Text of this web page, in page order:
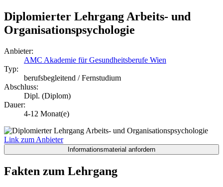
Diplomierter Lehrgang Arbeits- und
Organisationspsychologie
Anbieter:
AMC Akademie für Gesundheitsberufe Wien
Typ:
berufsbegleitend / Fernstudium
Abschluss:
Dipl. (Diplom)
Dauer:
4-12 Monat(e)
Link zum Anbieter
Fakten zum Lehrgang